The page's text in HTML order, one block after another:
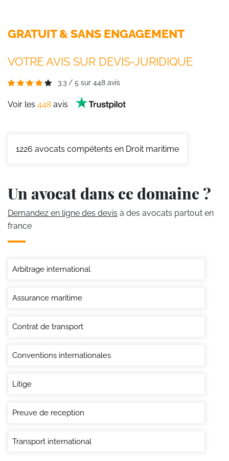
GRATUIT & SANS ENGAGEMENT
VOTRE AVIS SUR DEVIS-JURIDIQUE
3.3 / 5 sur 448 avis
Voir les 448 avis
1226 avocats compétents en Droit maritime
Un avocat dans ce domaine ?
Demandez en ligne des devis à des avocats partout en
france
Arbitrage international
Assurance maritime
Contrat de transport
Conventions internationales
Litige
Preuve de reception
Transport international